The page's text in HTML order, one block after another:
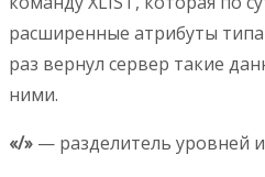
расширенные атрибуты
раз вернул сервер такие
ними.
«/» — разделитель уровней